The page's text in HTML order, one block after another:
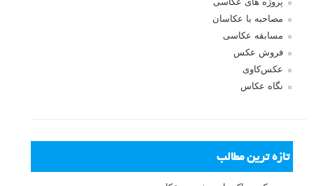
مصاحبه با عکاسان
مسابقه عکاسی
فروش عکس
عکس‌کاوی
نگاه عکاس
تازه ترین مطالب